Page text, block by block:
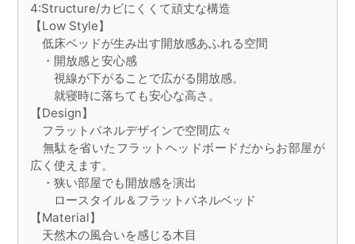
4:Structure/カビにくくて頑丈な構造
【Low Style】
低床ベッドが生み出す開放感あふれる空間
・開放感と安心感
視線が下がることで広がる開放感。
就寝時に落ちても安心な高さ。
【Design】
フラットパネルデザインで空間広々
無駄を省いたフラットヘッドボードだからお部屋が
広く使えます。
・狭い部屋でも開放感を演出
ロースタイル＆フラットパネルベッド
【Material】
天然木の風合いを感じる木目